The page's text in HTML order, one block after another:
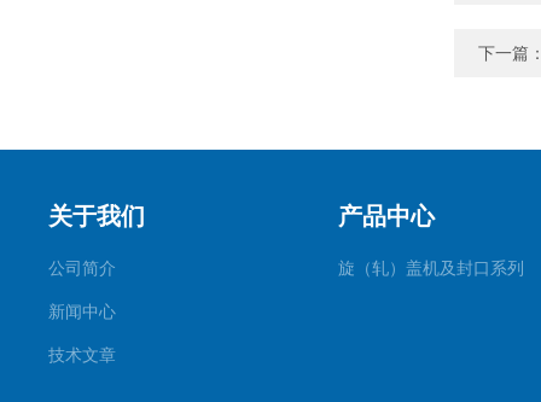
下一篇
关于我们
公司简介
新闻中心
技术文章
产品中心
旋（轧）盖机及封口系列